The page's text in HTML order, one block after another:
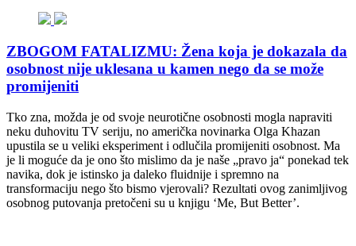
ZBOGOM FATALIZMU: Žena koja je dokazala da
osobnost nije uklesana u kamen nego da se može
promijeniti
Tko zna, možda je od svoje neurotične osobnosti mogla napraviti
neku duhovitu TV seriju, no američka novinarka Olga Khazan
upustila se u veliki eksperiment i odlučila promijeniti osobnost. Ma
je li moguće da je ono što mislimo da je naše „pravo ja“ ponekad tek
navika, dok je istinsko ja daleko fluidnije i spremno na
transformaciju nego što bismo vjerovali? Rezultati ovog zanimljivog
osobnog putovanja pretočeni su u knjigu ‘Me, But Better’.